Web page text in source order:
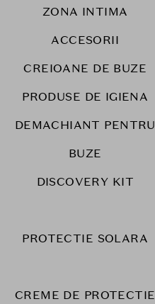
ZONA INTIMA
ACCESORII
CREIOANE DE BUZE
PRODUSE DE IGIENA
DEMACHIANT PENTRU
BUZE
DISCOVERY KIT
PROTECTIE SOLARA
CREME DE PROTECTIE